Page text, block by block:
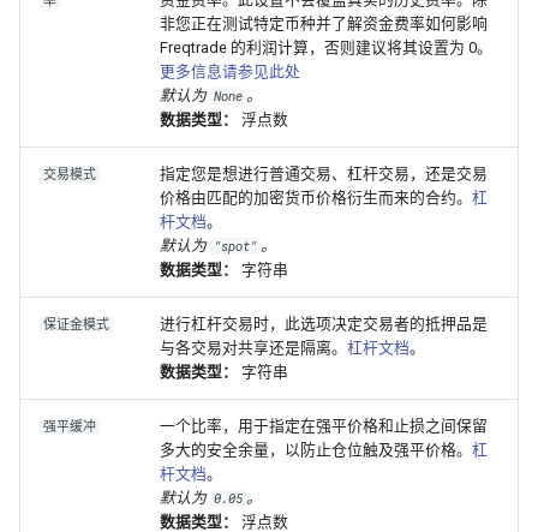
非您正在测试特定币种并了解资金费率如何影响
Freqtrade 的利润计算，否则建议将其设置为 0。
更多信息请参见此处
默认为 None 。
数据类型：
浮点数
交易模式
指定您是想进行普通交易、杠杆交易，还是交易
价格由匹配的加密货币价格衍生而来的合约。 杠
杆文档。
默认为 "spot" 。
数据类型：
字符串
保证金模式
进行杠杆交易时，此选项决定交易者的抵押品是
与各交易对共享还是隔离。 杠杆文档。
数据类型：
字符串
强平缓冲
一个比率，用于指定在强平价格和止损之间保留
多大的安全余量，以防止仓位触及强平价格。 杠
杆文档。
默认为 0.05 。
数据类型：
浮点数